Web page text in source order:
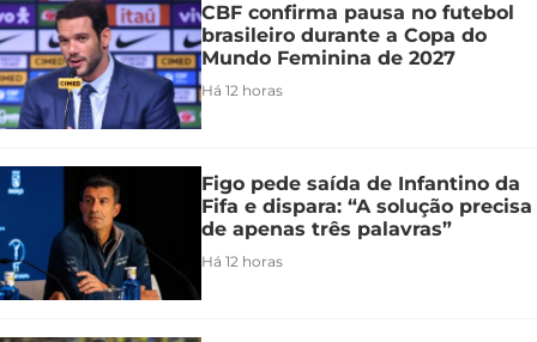
CBF confirma pausa no futebol
brasileiro durante a Copa do
Mundo Feminina de 2027
Há 12 horas
Figo pede saída de Infantino da
Fifa e dispara: “A solução precisa
de apenas três palavras”
Há 12 horas